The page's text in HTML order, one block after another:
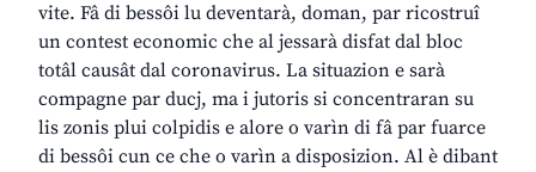
vite. Fâ di bessôi lu deventarà, doman, par ricostruî
un contest economic che al jessarà disfat dal bloc
totâl causât dal coronavirus. La situazion e sarà
compagne par ducj, ma i jutoris si concentraran su
lis zonis plui colpidis e alore o varìn di fâ par fuarce
di bessôi cun ce che o varìn a disposizion. Al è dibant